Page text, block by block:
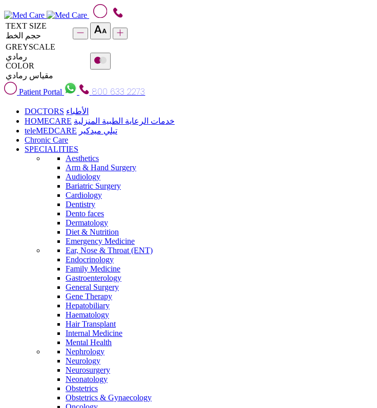
TEXT SIZE
حجم الخط
GREYSCALE
رمادي
COLOR
مقياس رمادي
Patient Portal
800 633 2273
DOCTORS الأطباء
HOMECARE خدمات الرعاية الطبية المنزلية
teleMEDCARE تيلي ميدكير
Chronic Care
SPECIALITIES
Aesthetics
Arm & Hand Surgery
Audiology
Bariatric Surgery
Cardiology
Dentistry
Dento faces
Dermatology
Diet & Nutrition
Emergency Medicine
Ear, Nose & Throat (ENT)
Endocrinology
Family Medicine
Gastroenterology
General Surgery
Gene Therapy
Hepatobiliary
Haematology
Hair Transplant
Internal Medicine
Mental Health
Nephrology
Neurology
Neurosurgery
Neonatology
Obstetrics
Obstetrics & Gynaecology